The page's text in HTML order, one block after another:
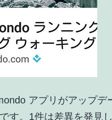
アプリがアップデ
す。1件は差異を発見